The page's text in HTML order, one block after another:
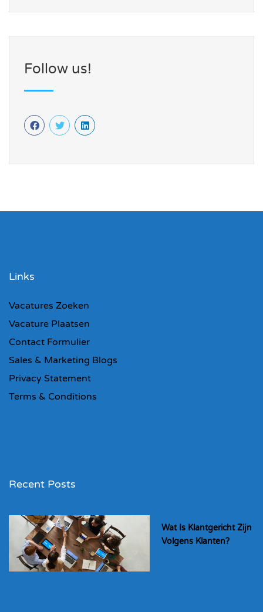
Follow us!
Links
Vacatures Zoeken
Vacature Plaatsen
Contact Formulier
Sales & Marketing Blogs
Privacy Statement
Terms & Conditions
Recent Posts
Wat Is Klantgericht Zijn
Volgens Klanten?